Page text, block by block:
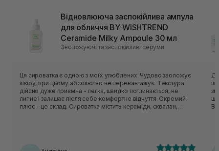
Відновлююча заспокійлива ампула
для обличчя BY WISHTREND
Ceramide Milky Ampoule 30 мл
Зволожуючі та заспокійливі серуми
Ця сироватка є одною з моїх улюблених. Чудово зволожує
шкіру, при цьому абсолютно не перевантажує. Текстура
дійсно дуже приємна - легка, швидко поглинається, не
липне і залишає після себе комфортне відчуття. Окремий
плюс - це склад. Сироватка містить кераміди, сквалан,